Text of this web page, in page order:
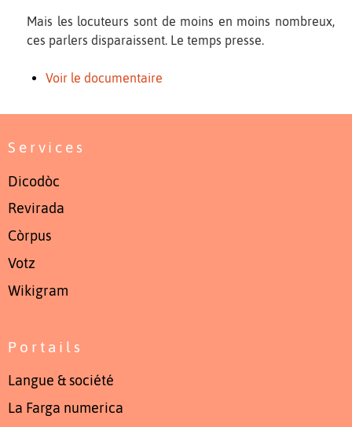
Mais les locuteurs sont de moins en moins nombreux,
ces parlers disparaissent. Le temps presse.
Voir le documentaire
Services
Dicodòc
Revirada
Còrpus
Votz
Wikigram
Portails
Langue & société
La Farga numerica